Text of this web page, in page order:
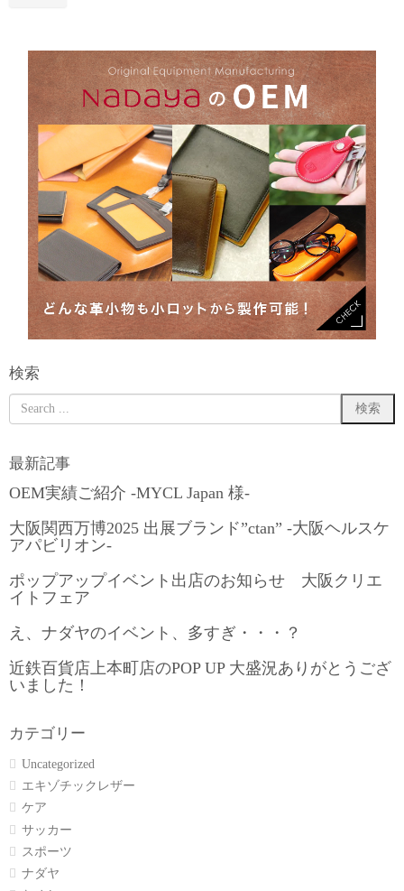
検索
最新記事
OEM実績ご紹介 -MYCL Japan 様-
大阪関西万博2025 出展ブランド”ctan” -大阪ヘルスケ
アパビリオン-
ポップアップイベント出店のお知らせ 大阪クリエ
イトフェア
え、ナダヤのイベント、多すぎ・・・？
近鉄百貨店上本町店のPOP UP 大盛況ありがとうござ
いました！
カテゴリー
Uncategorized
エキゾチックレザー
ケア
サッカー
スポーツ
ナダヤ